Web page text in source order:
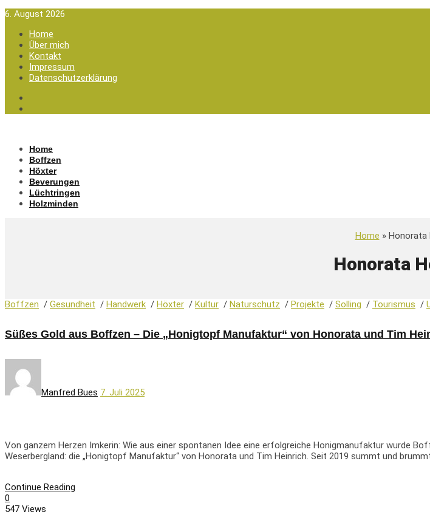
6. August 2026
Home
Über mich
Kontakt
Impressum
Datenschutzerklärung
Home
Boffzen
Höxter
Beverungen
Lüchtringen
Holzminden
Home » Honorata
Honorata
Boffzen / Gesundheit / Handwerk / Höxter / Kultur / Naturschutz / Projekte / Solling / Tourismus /
Süßes Gold aus Boffzen – Die „Honigtopf Manufaktur“ von Honorata und Tim
Manfred Bues 7. Juli 2025
Von ganzem Herzen Imkerin: Wie aus einer spontanen Idee eine erfolgreiche Honigmanufaktur wurde
Weserbergland: die „Honigtopf Manufaktur“ von Honorata und Tim Heinrich. Seit 2019 summt und
Continue Reading
0
547 Views